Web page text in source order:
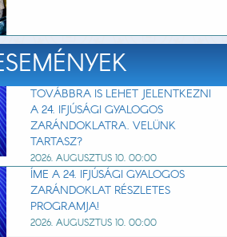
TOVÁBBRA IS LEHET JELENTKEZNI
A 24. IFJÚSÁGI GYALOGOS
ZARÁNDOKLATRA. VELÜNK
TARTASZ?
2026. AUGUSZTUS 10. 00:00
ÍME A 24. IFJÚSÁGI GYALOGOS
ZARÁNDOKLAT RÉSZLETES
PROGRAMJA!
2026. AUGUSZTUS 10. 00:00